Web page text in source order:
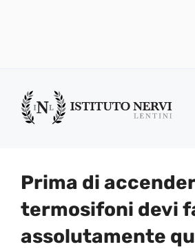
contenuto
Prima di
termosifoni devi
assolutamente